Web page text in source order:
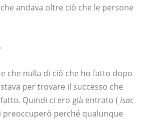
andava oltre ciò che le persone
che nulla di ciò che ho fatto dopo
stava per trovare il successo che
fatto. Quindi ci ero già entrato ( isac
preoccuperò perché qualunque